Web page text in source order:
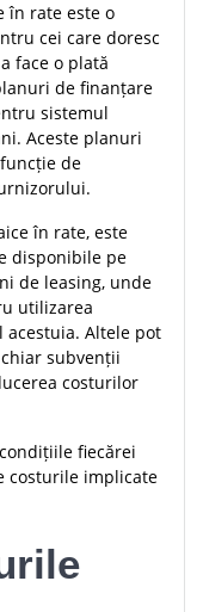
în rate este o
cei care doresc
face o plată
de finanțare
sistemul
Aceste planuri
de
în rate, este
disponibile pe
de leasing, unde
utilizarea
Altele pot
subvenții
costurilor
fiecărei
costurile implicate